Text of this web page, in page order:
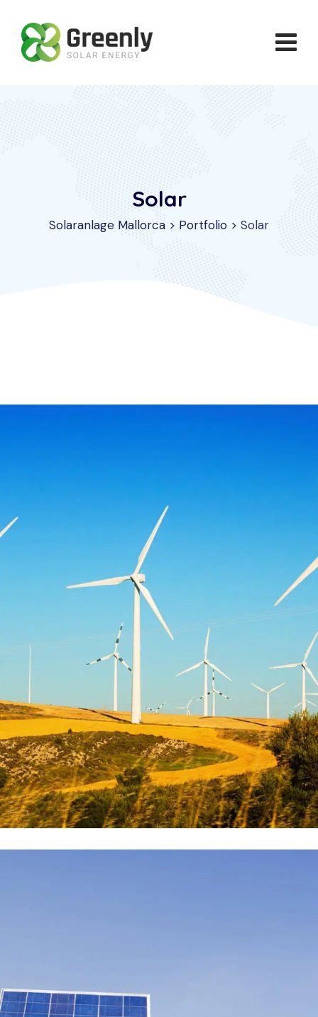
content
Solar
Solaranlage Mallorca > Portfolio > Solar